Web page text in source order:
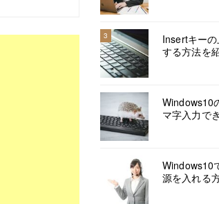
3
Insertキー
する方法を
Windows10
マ字入力で
Windows10
源を入れる